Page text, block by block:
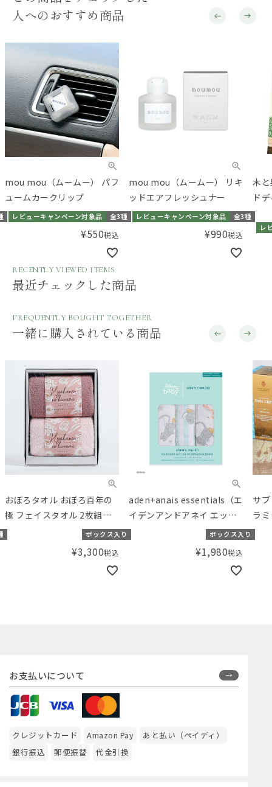
人へのおすすめ商品
mou mou（ムームー） パフ
ュームカークリップ
レビューキャンペーン対象品 全3種
¥550税込
mou mou（ムームー） リキ
ッドエアフレッシュナー
レビューキャンペーン対象品 全3種
¥990税込
木
ド
レ
RECENTLY VIEWED ITEMS
最近チェックした商品
FREQUENTLY BOUGHT TOGETHER
一緒に購入されている商品
おぼろタオル おぼろ百年の
極 フェイスタオル 2枚組セ
ット スモーキーピンク×サ
ボックス入り
¥3,300税込
aden+anais essentials（エ
イデンアンドアネイ エッセ
ンシャルズ）【日本正規
ッシュクロス 3枚セット デ
ボックス入り
¥1,980税込
サ
ラ
マ
お支払いについて
クレジットカード Amazon Pay
あと払い（ペイディ）
銀行振込
郵便振替 代金引換